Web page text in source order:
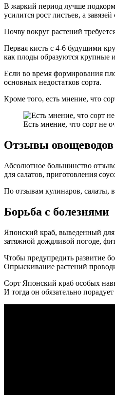
В жаркий период лучше
усилится рост листьев, а
Почву вокруг растений
Первая кисть с 4-6 будущими
как плоды образуются крупные
Если во время формирования
основных недостатков сорта.
Кроме того, есть мнение, что
Есть мнение, что сорт не
Отзывы овощеводов
Абсолютное большинство
для салатов, приготовления
По отзывам кулинаров, салаты,
Борьба с болезнями
Японский краб, выведенный
затяжной дождливой погоде,
Чтобы предупредить развитие
Опрыскивание растений
Сорт Японский краб особых
И тогда он обязательно